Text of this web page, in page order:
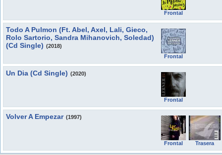
Frontal
Todo A Pulmon (Ft. Abel, Axel, Lali, Gieco,
Rolo Sartorio, Sandra Mihanovich, Soledad)
(Cd Single) (2018)
Frontal
Un Dia (Cd Single) (2020)
Frontal
Volver A Empezar (1997)
Frontal Trasera